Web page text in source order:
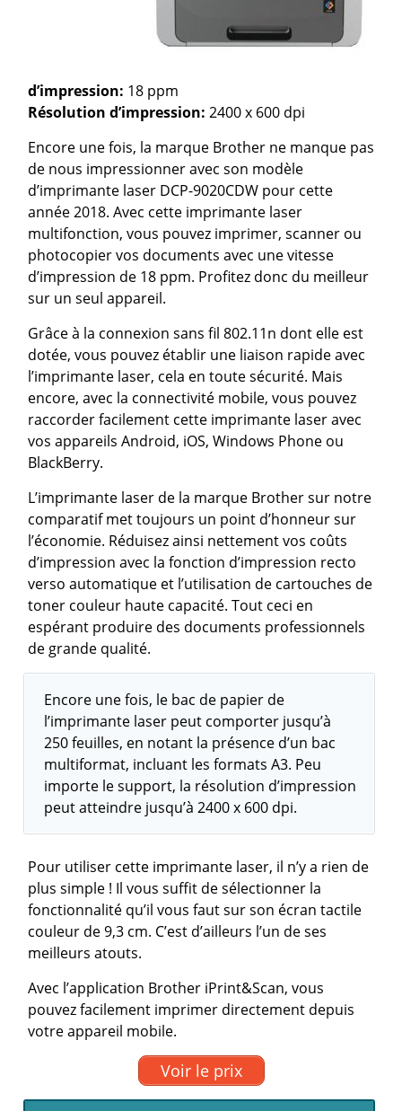
d’impression: 18 ppm
Résolution d’impression:2400 x 600 dpi
Encore une fois, la marque Brother ne manque pas
de nous impressionner avec son modèle
d’imprimante laser DCP-9020CDW pour cette
année 2018. Avec cette imprimante laser
multifonction, vous pouvez imprimer, scanner ou
photocopier vos documents avec une vitesse
d’impression de 18 ppm. Profitez donc du meilleur
sur un seul appareil.
Grâce à la connexion sans fil 802.11n dont elle est
dotée, vous pouvez établir une liaison rapide avec
l’imprimante laser, cela en toute sécurité. Mais
encore, avec la connectivité mobile, vous pouvez
raccorder facilement cette imprimante laser avec
vos appareils Android, iOS, Windows Phone ou
BlackBerry.
L’imprimante laser de la marque Brother sur notre
comparatif met toujours un point d’honneur sur
l’économie. Réduisez ainsi nettement vos coûts
d’impression avec la fonction d’impression recto
verso automatique et l’utilisation de cartouches de
toner couleur haute capacité. Tout ceci en
espérant produire des documents professionnels
de grande qualité.
Encore une fois, le bac de papier de
l’imprimante laser peut comporter jusqu’à
250 feuilles, en notant la présence d’un bac
multiformat, incluant les formats A3. Peu
importe le support, la résolution d’impression
peut atteindre jusqu’à 2400 x 600 dpi.
Pour utiliser cette imprimante laser, il n’y a rien de
plus simple ! Il vous suffit de sélectionner la
fonctionnalité qu’il vous faut sur son écran tactile
couleur de 9,3 cm. C’est d’ailleurs l’un de ses
meilleurs atouts.
Avec l’application Brother iPrint&Scan, vous
pouvez facilement imprimer directement depuis
votre appareil mobile.
Voir le prix